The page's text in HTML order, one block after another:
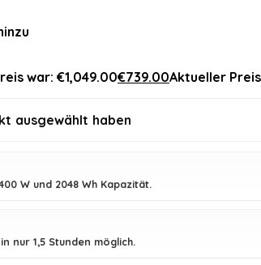
war: €1,049.00€739.00Aktueller
ausgewählt haben
W und 2048 Wh Kapazität.
nur 1,5 Stunden möglich.